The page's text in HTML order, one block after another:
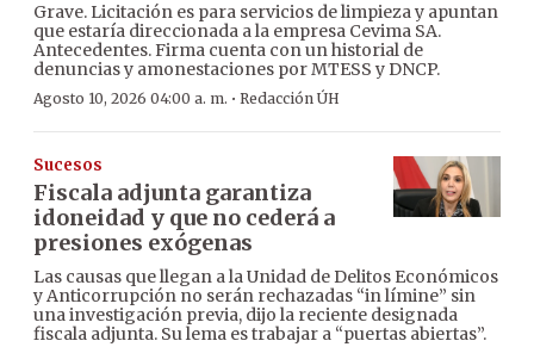
Grave. Licitación es para servicios de limpieza y apuntan
que estaría direccionada a la empresa Cevima SA.
Antecedentes. Firma cuenta con un historial de
denuncias y amonestaciones por MTESS y DNCP.
Agosto 10, 2026 04:00 a. m. · Redacción ÚH
Sucesos
Fiscala adjunta garantiza
idoneidad y que no cederá a
presiones exógenas
Las causas que llegan a la Unidad de Delitos Económicos
y Anticorrupción no serán rechazadas “in límine” sin
una investigación previa, dijo la reciente designada
fiscala adjunta. Su lema es trabajar a “puertas abiertas”.